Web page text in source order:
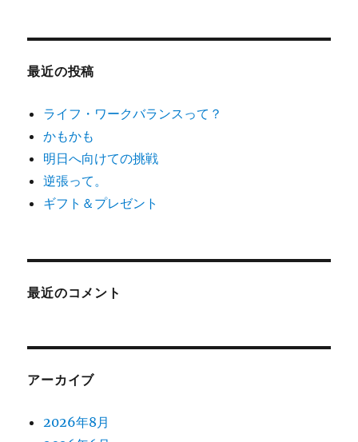
最近の投稿
ライフ・ワークバランスって？
かもかも
明日へ向けての挑戦
逆張って。
ギフト＆プレゼント
最近のコメント
アーカイブ
2026年8月